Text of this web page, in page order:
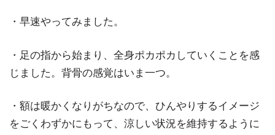
・早速やってみました。
・足の指から始まり、全身ポカポカしていくことを感
じました。背骨の感覚はいま一つ。
・額は暖かくなりがちなので、ひんやりするイメージ
をごくわずかにもって、涼しい状況を維持するように